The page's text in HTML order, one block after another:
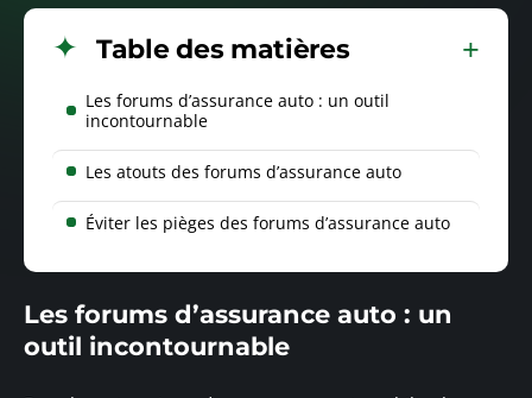
Table des matières
Les forums d’assurance auto : un outil
incontournable
Les atouts des forums d’assurance auto
Éviter les pièges des forums d’assurance auto
Les forums d’assurance auto : un
outil incontournable